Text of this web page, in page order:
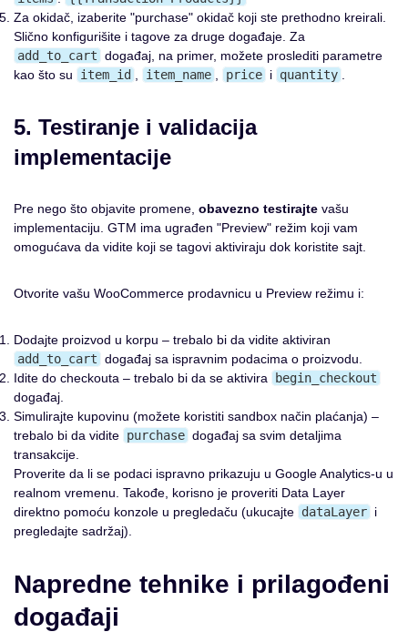
Za okidač, izaberite "purchase" okidač koji ste prethodno kreirali.
Slično konfigurišite i tagove za druge događaje. Za
add_to_cart događaj, na primer, možete proslediti parametre
kao što su
item_id item_name price i quantity
5. Testiranje i validacija
implementacije
Pre nego što objavite promene, obavezno testirajte vašu
implementaciju. GTM ima ugrađen "Preview" režim koji vam
omogućava da vidite koji se tagovi aktiviraju dok koristite sajt.
Otvorite vašu WooCommerce prodavnicu u Preview režimu i:
Dodajte proizvod u korpu – trebalo bi da vidite aktiviran
add_to_cart događaj sa ispravnim podacima o proizvodu.
Idite do checkouta – trebalo bi da se aktivira
begin_checkout
događaj.
Simulirajte kupovinu (možete koristiti sandbox način plaćanja) –
trebalo bi da vidite purchase događaj sa svim detaljima
transakcije.
Proverite da li se podaci ispravno prikazuju u Google Analytics-u u
realnom vremenu. Takođe, korisno je proveriti Data Layer
direktno pomoću konzole u pregledaču (ukucajte dataLayer i
pregledajte sadržaj).
Napredne tehnike i prilagođeni
događaji